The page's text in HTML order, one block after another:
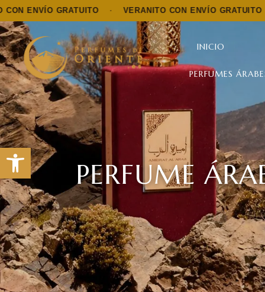
Abrir barra de herramientas
GRATUITO · VERANITO CON ENVÍO GRATUITO ·
INICIO
PERFUMES
PERFUME